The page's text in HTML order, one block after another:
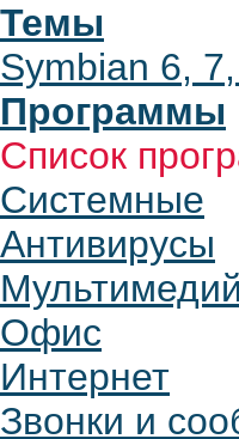
Темы
Symbian 6,
Программы
Список
Системные
Антивирусы
Офис
Интернет
Звонки и